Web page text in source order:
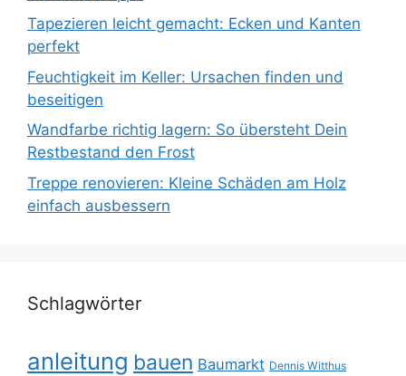
Tapezieren leicht gemacht: Ecken und Kanten
perfekt
Feuchtigkeit im Keller: Ursachen finden und
beseitigen
Wandfarbe richtig lagern: So übersteht Dein
Restbestand den Frost
Treppe renovieren: Kleine Schäden am Holz
einfach ausbessern
Schlagwörter
anleitung bauen Baumarkt Dennis Witthus